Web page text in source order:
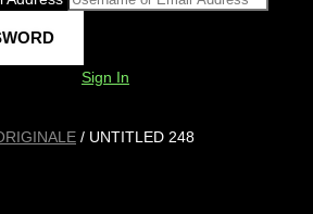
Sign In
/ UNTITLED 248